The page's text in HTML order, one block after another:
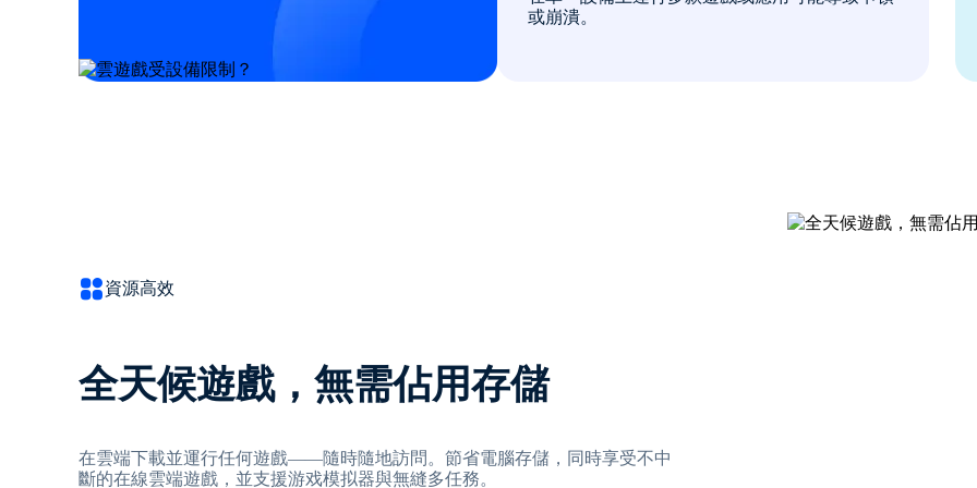
或崩潰。
資源高效
全天候遊戲，無需佔用存儲
在雲端下載並運行任何遊戲——隨時隨地訪問。節省電腦存儲，同時享受不中
斷的在線雲端遊戲，並支援游戏模拟器與無縫多任務。